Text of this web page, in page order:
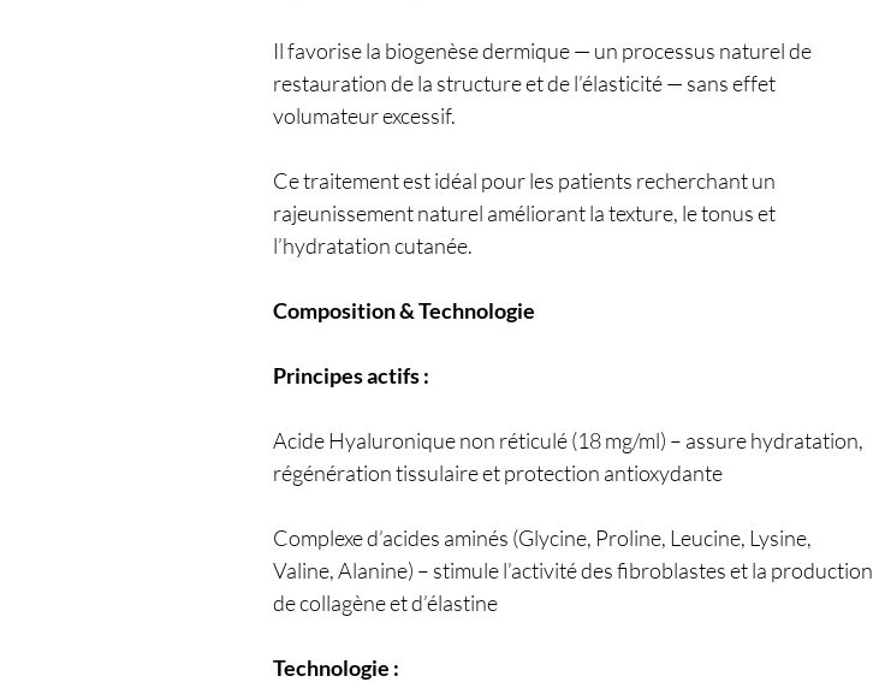
Il favorise la biogenèse dermique — un processus naturel de
restauration de la structure et de l’élasticité — sans effet
volumateur excessif.
Ce traitement est idéal pour les patients recherchant un
rajeunissement naturel améliorant la texture, le tonus et
l’hydratation cutanée.
Composition & Technologie
Principes actifs :
Acide Hyaluronique non réticulé (18 mg/ml) – assure hydratation,
régénération tissulaire et protection antioxydante
Complexe d’acides aminés (Glycine, Proline, Leucine, Lysine,
Valine, Alanine) – stimule l’activité des fibroblastes et la production
de collagène et d’élastine
Technologie :